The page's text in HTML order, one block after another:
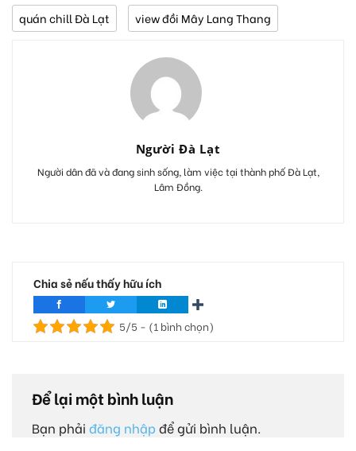
quán chill Đà Lạt view đồi Mây Lang Thang
Người Đà Lạt
Người dân đã và đang sinh sống, làm việc tại thành phố Đà Lạt,
Lâm Đồng.
Chia sẻ nếu thấy hữu ích
5/5 - (1 bình chọn)
Để lại một bình luận
Bạn phải đăng nhập để gửi bình luận.